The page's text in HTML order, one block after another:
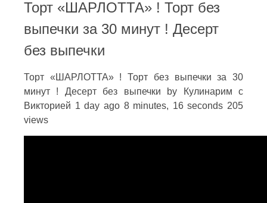
Торт «ШАРЛОТТА» ! Торт без
выпечки за 30 минут ! Десерт
без выпечки
Торт «ШАРЛОТТА» ! Торт без выпечки за 30
минут ! Десерт без выпечки by Кулинарим с
Викторией 1 day ago 8 minutes, 16 seconds 205
views